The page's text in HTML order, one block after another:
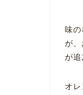
味
が
が追
オ